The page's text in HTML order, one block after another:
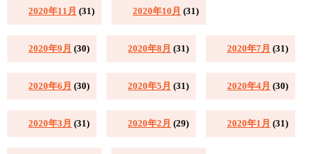
2020年11月 (31) 2020年10月 (31)
2020年9月 (30) 2020年8月 (31) 2020年7月 (31)
2020年6月 (30) 2020年5月 (31) 2020年4月 (30)
2020年3月 (31) 2020年2月 (29) 2020年1月 (31)